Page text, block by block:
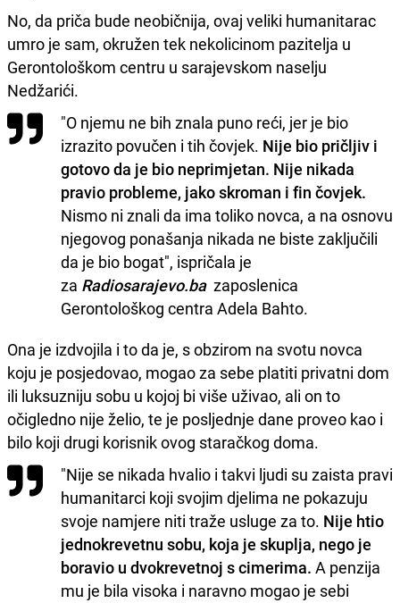
No, da priča bude neobičnija, ovaj veliki humanitarac
umro je sam, okružen tek nekolicinom pazitelja u
Gerontološkom centru u sarajevskom naselju
Nedžarići.
"O njemu ne bih znala puno reći, jer je bio
izrazito povučen i tih čovjek. Nije bio pričljiv i
gotovo da je bio neprimjetan. Nije nikada
pravio probleme, jako skroman i fin čovjek.
Nismo ni znali da ima toliko novca, a na osnovu
njegovog ponašanja nikada ne biste zaključili
da je bio bogat", ispričala je
za Radiosarajevo.ba zaposlenica
Gerontološkog centra Adela Bahto.
Ona je izdvojila i to da je, s obzirom na svotu novca
koju je posjedovao, mogao za sebe platiti privatni dom
ili luksuzniju sobu u kojoj bi više uživao, ali on to
očigledno nije želio, te je posljednje dane proveo kao i
bilo koji drugi korisnik ovog staračkog doma.
"Nije se nikada hvalio i takvi ljudi su zaista pravi
humanitarci koji svojim djelima ne pokazuju
svoje namjere niti traže usluge za to. Nije htio
jednokrevetnu sobu, koja je skuplja, nego je
boravio u dvokrevetnoj s cimerima. A penzija
mu je bila visoka i naravno mogao je sebi